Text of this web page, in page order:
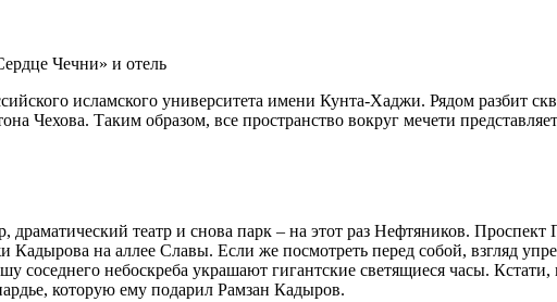
Чечни» и отель
исламского университета имени Кунта-Хаджи. Рядом
Чехова. Таким образом, все пространство вокруг мечети
драматический театр и снова парк – на этот раз Нефтяников.
на аллее Славы. Если же посмотреть перед собой, взгляд
соседнего небоскреба украшают гигантские светящиеся часы.
которую ему подарил Рамзан Кадыров.